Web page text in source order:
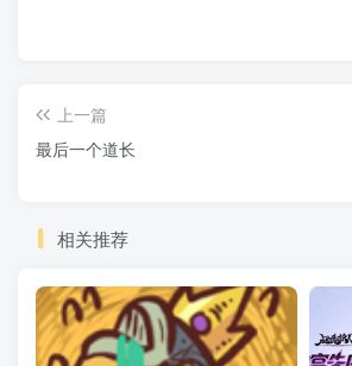
上一篇
最后一个道长
相关推荐